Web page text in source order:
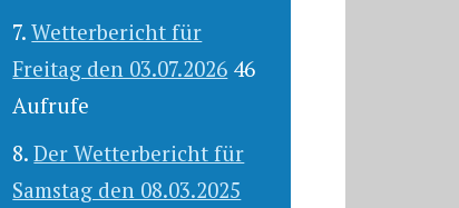
Wetterbericht für
Freitag den 03.07.2026 46
Aufrufe
Der Wetterbericht für
Samstag den 08.03.2025